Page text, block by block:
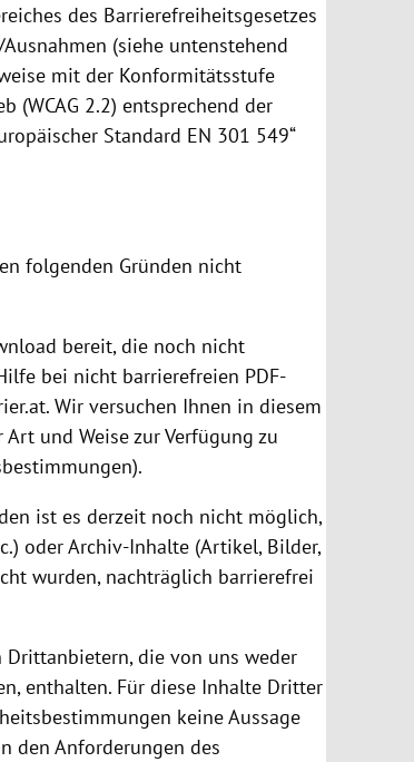
des Barrierefreiheitsgesetzes
(siehe untenstehend
mit der Konformitätsstufe
(WCAG 2.2) entsprechend der
Standard EN 301 549“
folgenden Gründen nicht
bereit, die noch nicht
bei nicht barrierefreien PDF-
Wir versuchen Ihnen in diesem
und Weise zur Verfügung zu
ist es derzeit noch nicht möglich,
oder Archiv-Inhalte (Artikel, Bilder,
wurden, nachträglich barrierefrei
die von uns weder
enthalten. Für diese Inhalte Dritter
keine Aussage
den Anforderungen des